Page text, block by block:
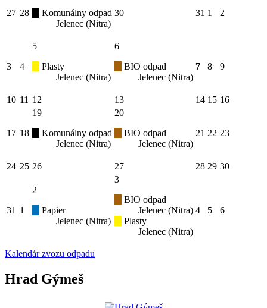
27 28
Komunálny odpad
Jelenec (Nitra)
30 31 1 2
3 4
5
Plasty
Jelenec (Nitra)
6
BIO odpad
Jelenec (Nitra)
7 8 9
10 11 12 13 14 15 16
17 18
19
Komunálny odpad
Jelenec (Nitra)
20
BIO odpad
Jelenec (Nitra)
21 22 23
24 25 26 27 28 29 30
31 1
2
Papier
Jelenec (Nitra)
3
BIO odpad
Jelenec (Nitra)
Plasty
Jelenec (Nitra)
4 5 6
Kalendár zvozu odpadu
Hrad Gýmeš